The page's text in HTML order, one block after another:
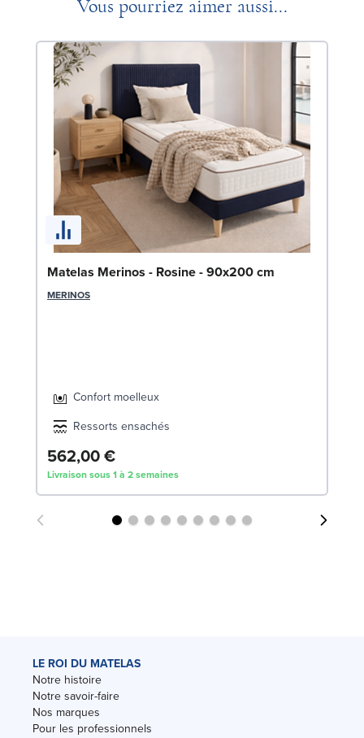
Vous pourriez aimer aussi...
Matelas Merinos - Rosine - 90x200 cm
MERINOS
Confort moelleux
Ressorts ensachés
562,00 €
Livraison sous 1 à 2 semaines
LE ROI DU MATELAS
Notre histoire
Notre savoir-faire
Nos marques
Pour les professionnels